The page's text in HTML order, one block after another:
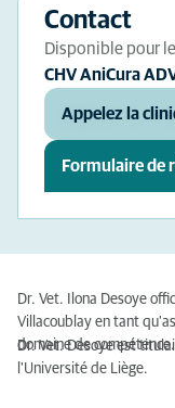
Contact
Disponible pour
CHV AniCura
Appelez la
Formulaire de
Dr. Vet. Ilona Desoye
Villacoublay en tant
domaine de
Dr. Vet. Desoye est
l'Université de Liège.